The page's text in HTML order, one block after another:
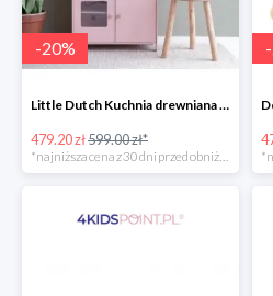
-20%
Little Dutch Kuchnia drewniana -20%
479.20 zł599.00 zł*
*najniższa cena z 30 dni przed obniżką
-